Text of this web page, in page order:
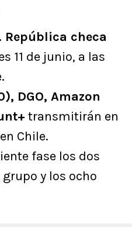
República checa
11 de junio, a las
DGO, Amazon
transmitirán en
Chile.
fase los dos
y los ocho